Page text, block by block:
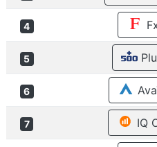
4
5
6
7 IQ